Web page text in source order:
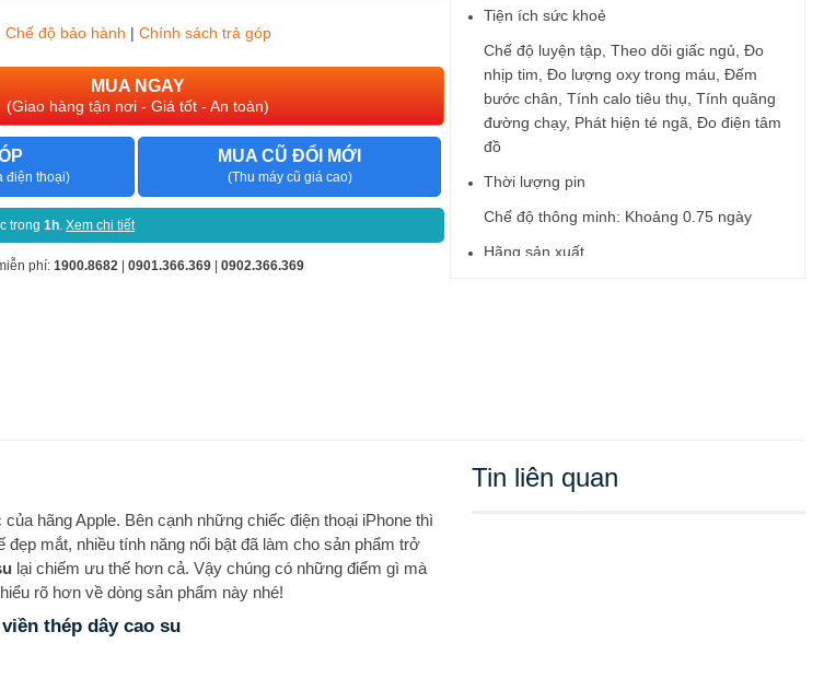
Chế độ bảo hành | Chính sách trả góp
MUA NGAY
(Giao hàng tận nơi - Giá tốt - An toàn)
điện thoại)
MUA CŨ ĐỔI MỚI
(Thu máy cũ giá cao)
trong 1h. Xem chi tiết
phí: 1900.8682 0901.366.369 0902.366.369
Tiện ích sức khoẻ
Chế độ luyện tập, Theo dõi giấc ngủ, Đo
nhịp tim, Đo lượng oxy trong máu, Đếm
bước chân, Tính calo tiêu thụ, Tính quãng
đường chạy, Phát hiện té ngã, Đo điện tâm
đồ
Thời lượng pin
Chế độ thông minh: Khoảng 0.75 ngày
Hãng sản xuất
hãng Apple. Bên cạnh những chiếc điện thoại iPhone thì
mắt, nhiều tính năng nổi bật đã làm cho sản phẩm trở
lại chiếm ưu thế hơn cả. Vậy chúng có những điểm gì mà
rõ hơn về dòng sản phẩm này nhé!
thép dây cao su
Tin liên quan